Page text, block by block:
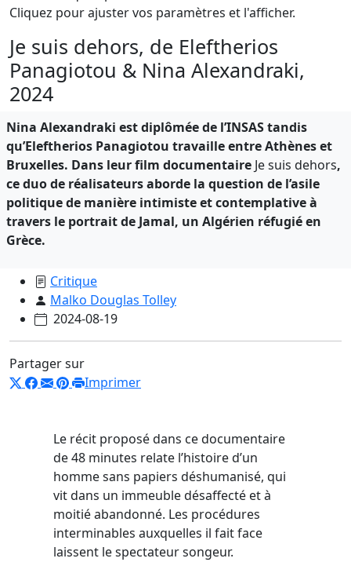
Cliquez pour ajuster vos paramètres et l'afficher.
Je suis dehors, de Eleftherios
Panagiotou & Nina Alexandraki,
2024
Nina Alexandraki est diplômée de l’INSAS tandis
qu’Eleftherios Panagiotou travaille entre Athènes et
Bruxelles. Dans leur film documentaire Je suis dehors,
ce duo de réalisateurs aborde la question de l’asile
politique de manière intimiste et contemplative à
travers le portrait de Jamal, un Algérien réfugié en
Grèce.
Critique
Malko Douglas Tolley
2024-08-19
Partager sur
Imprimer
Le récit proposé dans ce documentaire
de 48 minutes relate l’histoire d’un
homme sans papiers déshumanisé, qui
vit dans un immeuble désaffecté et à
moitié abandonné. Les procédures
interminables auxquelles il fait face
laissent le spectateur songeur.